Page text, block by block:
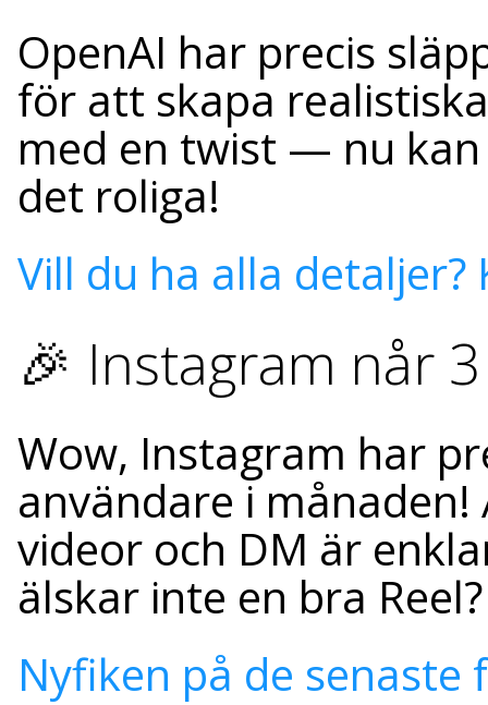
OpenAI har precis
för att skapa
med en twist — nu
det roliga!
Vill du ha alla
🎉 Instagram når
Wow, Instagram har
användare i
videor och DM är
älskar inte en bra Reel?
Nyfiken på de